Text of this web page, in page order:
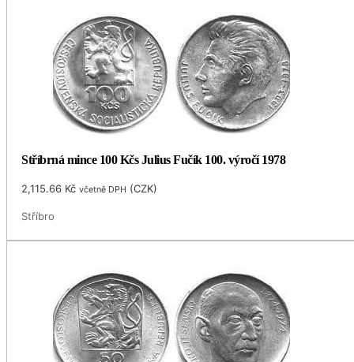
Stříbrná mince 100 Kčs Julius Fučík 100. výročí 1978
2,115.66 Kč včetně DPH (CZK)
Stříbro